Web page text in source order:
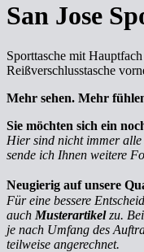
San Jose
Sporttasche mit
Reißverschlusstasche
Mehr sehen. Mehr
Sie möchten sich ein
Hier sind nicht immer alle
sende ich Ihnen weitere
Neugierig auf unsere
Für eine bessere
auch Musterartikelzu.
je nach Umfang des
teilweise angerechnet.